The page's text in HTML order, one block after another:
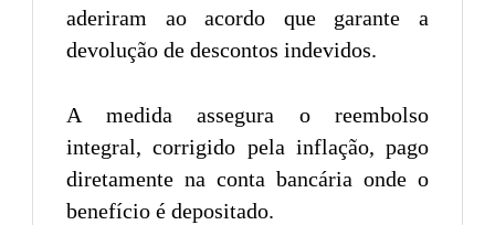
aderiram ao acordo que garante a
devolução de descontos indevidos.
A medida assegura o reembolso
integral, corrigido pela inflação, pago
diretamente na conta bancária onde o
benefício é depositado.